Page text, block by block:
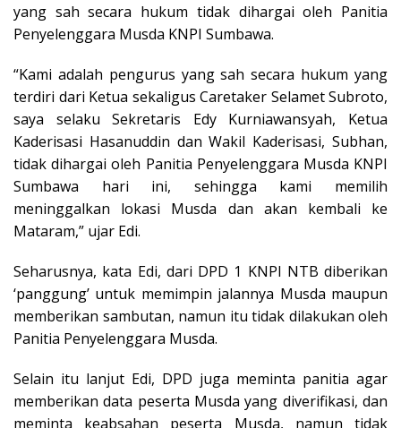
yang sah secara hukum tidak dihargai oleh Panitia
Penyelenggara Musda KNPI Sumbawa.
“Kami adalah pengurus yang sah secara hukum yang
terdiri dari Ketua sekaligus Caretaker Selamet Subroto,
saya selaku Sekretaris Edy Kurniawansyah, Ketua
Kaderisasi Hasanuddin dan Wakil Kaderisasi, Subhan,
tidak dihargai oleh Panitia Penyelenggara Musda KNPI
Sumbawa hari ini, sehingga kami memilih
meninggalkan lokasi Musda dan akan kembali ke
Mataram,” ujar Edi.
Seharusnya, kata Edi, dari DPD 1 KNPI NTB diberikan
‘panggung’ untuk memimpin jalannya Musda maupun
memberikan sambutan, namun itu tidak dilakukan oleh
Panitia Penyelenggara Musda.
Selain itu lanjut Edi, DPD juga meminta panitia agar
memberikan data peserta Musda yang diverifikasi, dan
meminta keabsahan peserta Musda, namun tidak